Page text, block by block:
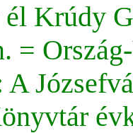
Krúdy
=